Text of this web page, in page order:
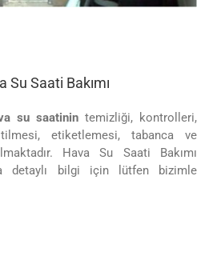
Su Saati Bakımı
su saatinin temizliği, kontrolleri,
etiketlemesi, tabanca ve
Hava Su Saati Bakımı
detaylı bilgi için lütfen bizimle